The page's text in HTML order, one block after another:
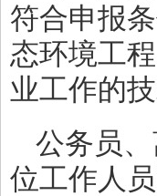
符合申报
态环境工
业工作的技
公务员
位工作人